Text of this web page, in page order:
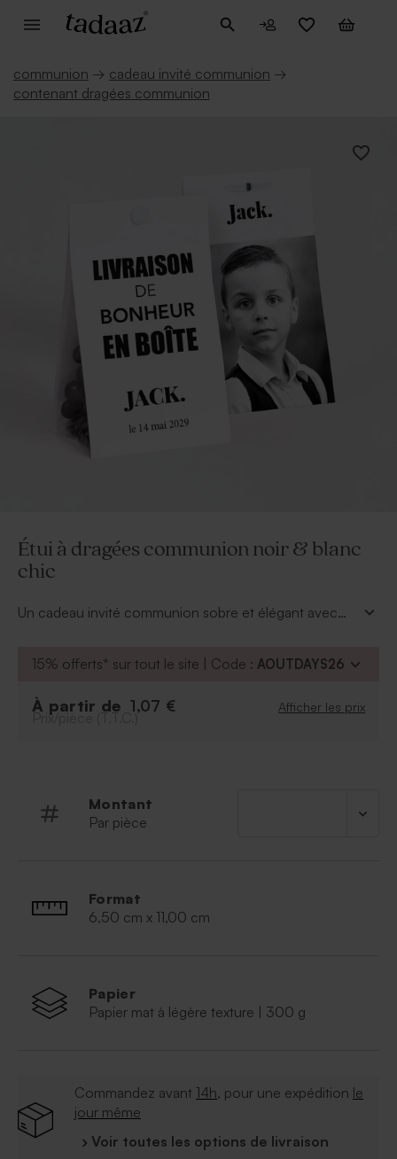
communion → cadeau invité communion →
contenant dragées communion
Étui à dragées communion noir & blanc
chic
Un cadeau invité communion sobre et élégant avec
communion à retrouver dans la catégorie confiserie.
proches, personnalisez l'étui avec la photo du
15% offerts* sur tout le site | Code : AOUTDAYS26
À partir de 1,07 € Afficher les prix
Prix/pièce (T.T.C.)
Montant
Par pièce
Format
6,50 cm x 11,00 cm
Papier
Papier mat à légère texture | 300 g
Commandez avant 14h, pour une expédition le
jour même
› Voir toutes les options de livraison